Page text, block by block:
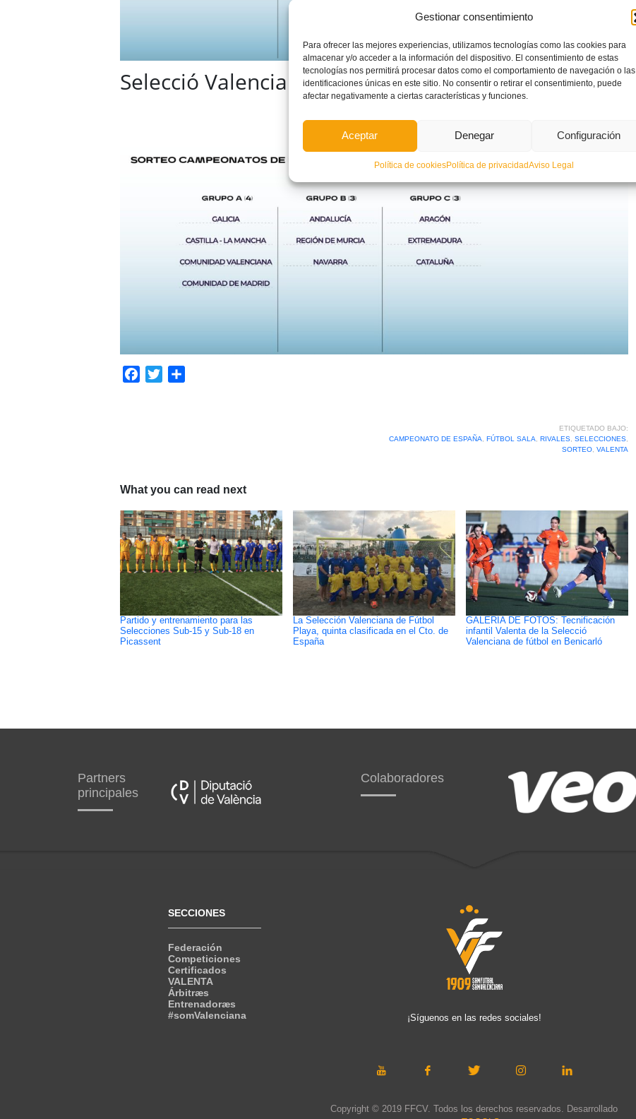
Gestionar consentimiento
Para ofrecer las mejores experiencias, utilizamos tecnologías como las cookies para
almacenar y/o acceder a la información del dispositivo. El consentimiento de estas
tecnologías nos permitirá procesar datos como el comportamiento de navegación o las
identificaciones únicas en este sitio. No consentir o retirar el consentimiento, puede
afectar negativamente a ciertas características y funciones.
Aceptar Denegar Configuración
Política de cookiesPolítica de privacidadAviso Legal
Selecció Valenciana Valenta sub16
Facebook
Twitter
ETIQUETADO BAJO:
CAMPEONATO DE ESPAÑA
FÚTBOL SALA RIVALES, SELECCIONES,
SORTEO, VALENTA
What you can read next
Partido y entrenamiento para las
Selecciones Sub-15 y Sub-18 en
Picassent
La Selección Valenciana de Fútbol
Playa, quinta clasificada en el Cto. de
España
GALERÍA DE FOTOS: Tecnificación
infantil Valenta de la Selecció
Valenciana de fútbol en Benicarló
Partners
principales
Colaboradores
SECCIONES
Federación
Competiciones
Certificados
VALENTA
Árbitræs
Entrenadoræs
#somValenciana
¡Síguenos en las redes sociales!
Copyright © 2019 FFCV. Todos los derechos reservados. Desarrollado